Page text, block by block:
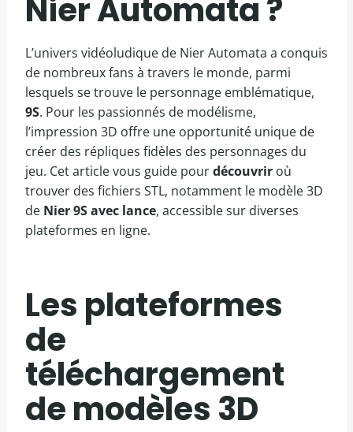
Nier Automata ?
L’univers vidéoludique de Nier Automata a conquis
de nombreux fans à travers le monde, parmi
lesquels se trouve le personnage emblématique,
9S. Pour les passionnés de modélisme,
l’impression 3D offre une opportunité unique de
créer des répliques fidèles des personnages du
jeu. Cet article vous guide pourdécouvrir où
trouver des fichiers STL, notamment le modèle 3D
de Nier 9S avec lance, accessible sur diverses
plateformes en ligne.
Les plateformes
de
téléchargement
de modèles 3D